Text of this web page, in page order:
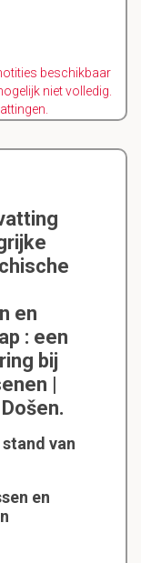
beschikbaar
niet volledig.
en
: een
bij
|
van
en